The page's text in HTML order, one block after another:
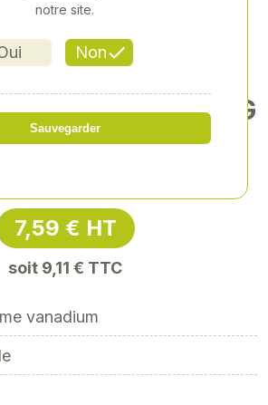
2 LONG
115MM
7,59 € HT
soit 9,11 € TTC
vanadium
Non
notre site.
Sauvegarder